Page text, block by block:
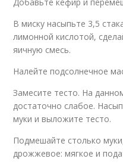
В миску насыпьте 3,5
лимонной кислотой,
яичную смесь.
Налейте подсолнечное
Замесите тесто. На
достаточно слабое.
муки и выложите тесто.
Подмешайте столько
дрожжевое: мягкое и